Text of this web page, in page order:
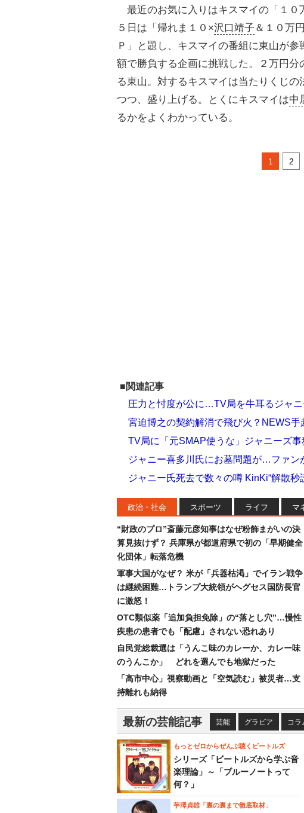
最近のお気に入りはキスマイの「１０
５日は「帰れま１０×沢口靖子 ＆１０万
Ｐ」と題し、キスマイの番組に東山が
額で勝負する企画に挑戦した。２万円
る東山。対するキスマイは当たりくじ
つつ、盛り上げる。とくにキスマイは中
るかをよくわかっている。
1 2
■関連記事
圧力と忖度が公に…TV局を牛耳るジャ
宮迫博之の契約解消で飛び火？NEWS
TV局に「元SMAP使うな」ジャニーズ事
ジャニー喜多川氏にお墓問題が…ファン
ジャニー氏死去で数々の噂 KinKi“解散秒
政治・社会 スポーツ ライフ マ
“財政のプロ”斎藤元彦知事はなぜ粉飾まがいの決
算見抜けず？ 兵庫県が都道府県で初の「早期健全
化団体」転落危機
軍事大国がなぜ？ 米が「兵器枯渇」でイラン戦争
は継続困難…トランプ大統領がヘグセス国防長官
に激怒！
OTC類似薬「追加負担免除」の“落とし穴”…慢性
疾患の患者でも「配慮」されない恐れあり
自民党総裁選は「うんこ味のカレーか、カレー味
のうんこか」 どれを選んでも地獄だった
「高市中心」視察動画と「空気読む」被災者…支
持離れも納得
最新の芸能記事 芸能 グラビア コラ
もっとゼロからぜんぶ聴くビートルズ
シリーズ「ビートルズから学ぶ音
楽理論」～「ブルーノートって
何？」
芋澤貞雄「裏の裏まで徹底取材」